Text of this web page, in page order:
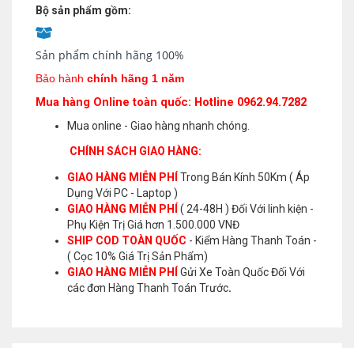
Bộ sản phẩm gồm:
Sản phẩm chính hãng 100%
Bảo hành chính hãng 1 năm
Mua hàng Online toàn quốc: Hotline 0962.94.7282
Mua online - Giao hàng nhanh chóng.
CHÍNH SÁCH GIAO HÀNG:
GIAO HÀNG MIỄN PHÍ
Trong Bán Kính 50Km ( Áp
Dụng Với PC - Laptop )
GIAO HÀNG MIỄN PHÍ
( 24-48H ) Đối Với linh kiện -
Phụ Kiện Trị Giá hơn 1.500.000 VNĐ
SHIP COD TOÀN QUỐC - Kiểm Hàng Thanh Toán -
( Cọc 10% Giá Trị Sản Phẩm)
GIAO HÀNG MIỄN PHÍ
Gửi Xe Toàn Quốc Đối Với
các đơn Hàng Thanh Toán Trước.